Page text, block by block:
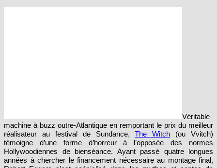
Véritable
machine à buzz outre-Atlantique en remportant le prix du meilleur
réalisateur au festival de Sundance,The Witch (ou Vvitch)
témoigne d’une forme d’horreur à l’opposée des normes
Hollywoodiennes de bienséance. Ayant passé quatre longues
années à chercher le financement nécessaire au montage final,